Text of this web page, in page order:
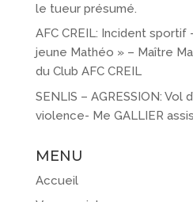
le tueur présumé.
AFC CREIL: Incident sportif
jeune Mathéo » – Maître
du Club AFC CREIL
SENLIS – AGRESSION: Vol
violence- Me GALLIER
MENU
Accueil